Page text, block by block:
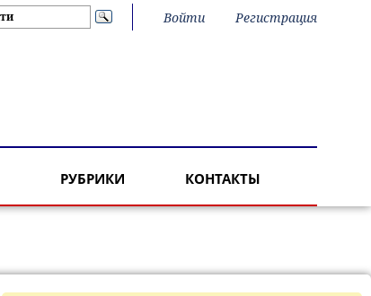
Войти Регистрация
РУБРИКИ КОНТАКТЫ